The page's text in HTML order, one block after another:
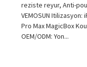
reziste reyur, Anti-
VEMOSUN Itilizasyon:
Pro Max MagicBox
OEM/ODM: Yon...